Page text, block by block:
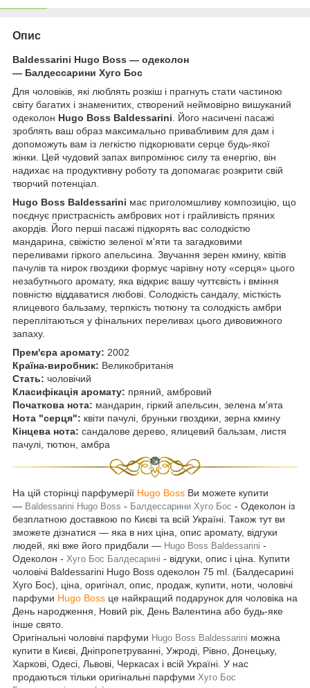
Опис
Baldessarini Hugo Boss ― одеколон
― Балдессарини Хуго Бос
Для чоловіків, які люблять розкіш і прагнуть стати частиною
світу багатих і знаменитих, створений неймовірно вишуканий
одеколон Hugo Boss Baldessarini . Його насичені пасажі
зроблять ваш образ максимально привабливим для дам і
допоможуть вам із легкістю підкорювати серце будь-якої
жінки. Цей чудовий запах випромінює силу та енергію, він
надихає на продуктивну роботу та допомагає розкрити свій
творчий потенціал.
Hugo Boss Baldessarini має приголомшливу композицію, що
поєднує пристрасність амбрових нот і грайливість пряних
акордів. Його перші пасажі підкорять вас солодкістю
мандарина, свіжістю зеленої м'яти та загадковими
переливами гіркого апельсина. Звучання зерен кмину, квітів
пачулів та нирок гвоздики формує чарівну ноту «серця» цього
незабутнього аромату, яка відкриє вашу чуттєвість і вміння
повністю віддаватися любові. Солодкість сандалу, місткість
ялицевого бальзаму, терпкість тютюну та солодкість амбри
переплітаються у фінальних переливах цього дивовижного
запаху.
Прем'єра аромату: 2002
Країна-виробник: Великобританія
Стать: чоловічий
Класифікація аромату: пряний, амбровий
Початкова нота: мандарин, гіркий апельсин, зелена м'ята
Нота "серця": квіти пачулі, бруньки гвоздики, зерна кмину
Кінцева нота: сандалове дерево, ялицевий бальзам, листя
пачулі, тютюн, амбра
На цій сторінці парфумерії Hugo Boss Ви можете купити
— Baldessarini Hugo Boss - Балдессарини Хуго Бос - Одеколон із
безплатною доставкою по Києві та всій Україні. Також тут ви
зможете дізнатися — яка в них ціна, опис аромату, відгуки
людей, які вже його придбали — Hugo Boss Baldessarini -
Одеколон - Хуго Бос Балдесарині - відгуки, опис і ціна. Купити
чоловічі Baldessarini Hugo Boss одеколон 75 ml. (Балдесарині
Хуго Бос), ціна, оригінал, опис, продаж, купити, ноти, чоловічі
парфуми Hugo Boss це найкращий подарунок для чоловіка на
День народження, Новий рік, День Валентина або будь-яке
інше свято.
Оригінальні чоловічі парфуми Hugo Boss Baldessarini можна
купити в Києві, Дніпропетруванні, Ужроді, Рівно, Донецьку,
Харкові, Одесі, Львові, Черкасах і всій Україні. У нас
продаються тільки оригінальні парфуми Хуго Бос